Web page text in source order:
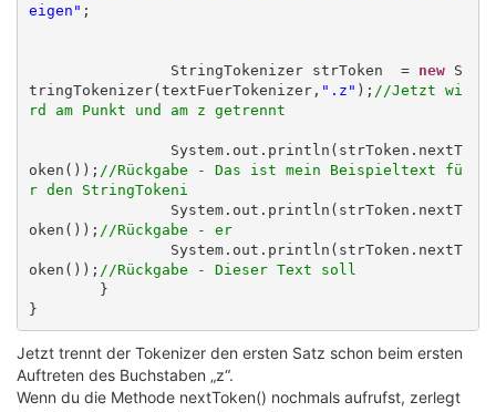
eigen" ;
		StringTokenizer strToken  =
new S
tringTokenizer(textFuerTokenizer, ".z" ); //Jetzt wi
rd am Punkt und am z getrennt
oken()); //Rückgabe - Das ist mein Beispieltext fü
r den StringTokeni
oken()); //Rückgabe - er
oken()); //Rückgabe - Dieser Text soll
Jetzt trennt der Tokenizer den ersten Satz schon beim ersten
Auftreten des Buchstaben „z“.
Wenn du die Methode nextToken() nochmals aufrufst, zerlegt